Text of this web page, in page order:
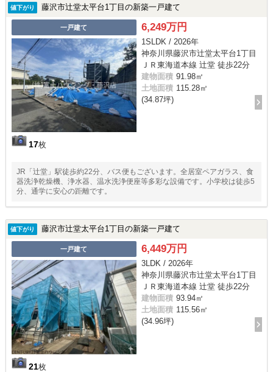
値下がり 藤沢市辻堂太平台1丁目の新築一戸建て
一戸建て
17枚
6,249万円
1SLDK / 2026年
神奈川県藤沢市辻堂太平台1丁目
ＪＲ東海道本線 辻堂 徒歩22分
建物面積 91.98㎡
土地面積 115.28㎡
(34.87坪)
JR「辻堂」駅徒歩約22分、バス便もございます。全居室ペアガラス、食
器洗浄乾燥機、浄水器、温水洗浄便座等多彩な設備です。小学校は徒歩5
分、通学に安心の距離です。
値下がり 藤沢市辻堂太平台1丁目の新築一戸建て
一戸建て
21枚
6,449万円
3LDK / 2026年
神奈川県藤沢市辻堂太平台1丁目
ＪＲ東海道本線 辻堂 徒歩22分
建物面積 93.94㎡
土地面積 115.56㎡
(34.96坪)